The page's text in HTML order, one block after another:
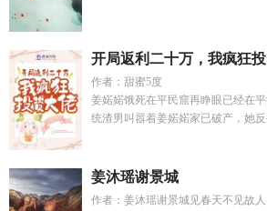
开局返利二十万，我疯狂
作者：甜蜜5度
姜婼婼饿死在平民窟再睁眼已经在
统渣男叫嚣着姜婼婼家已破产，她
姜沐瑶谢景城
作者：姜沐瑶谢景城见春天不见故